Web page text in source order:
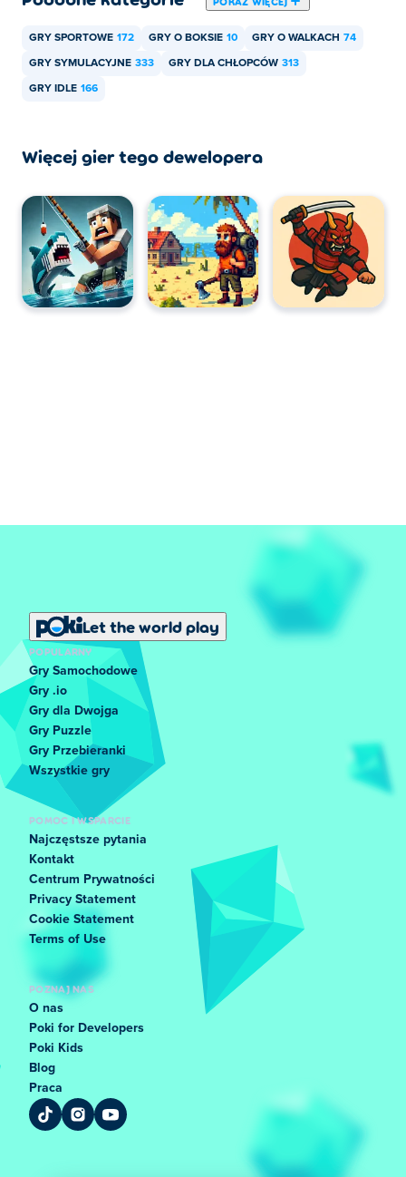
GRY SPORTOWE 172 GRY O BOKSIE 10 GRY O WALKACH 74
GRY SYMULACYJNE 333 GRY DLA CHŁOPCÓW 313
GRY IDLE 166
Więcej gier tego dewelopera
Let the world play
POPULARNY
Gry Samochodowe
Gry .io
Gry dla Dwojga
Gry Puzzle
Gry Przebieranki
Wszystkie gry
POMOC I WSPARCIE
Najczęstsze pytania
Kontakt
Centrum Prywatności
Privacy Statement
Cookie Statement
Terms of Use
POZNAJ NAS
O nas
Poki for Developers
Poki Kids
Blog
Praca